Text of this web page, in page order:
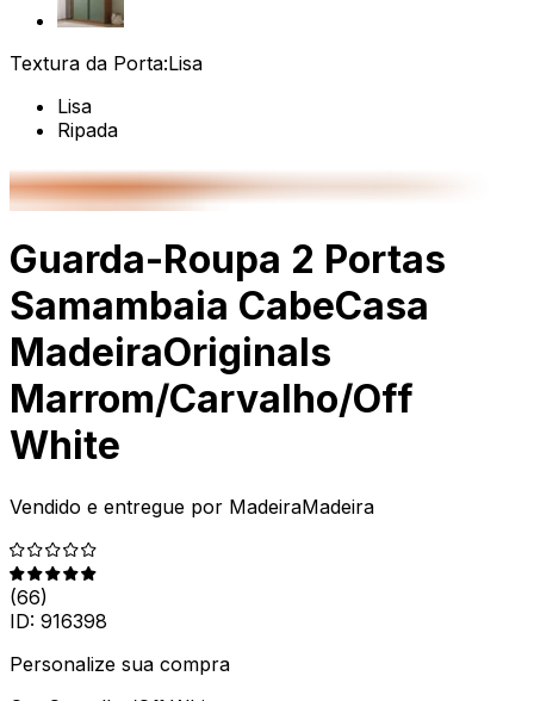
Textura da Porta:Lisa
Lisa
Ripada
Guarda-Roupa 2 Portas
Samambaia CabeCasa
MadeiraOriginals
Marrom/Carvalho/Off
White
Vendido e entregue por MadeiraMadeira
(66)
ID: 916398
Personalize sua compra